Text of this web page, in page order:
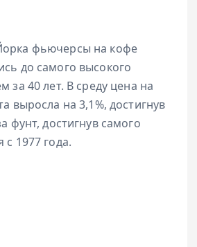
фьючерсы на кофе
до самого высокого
за 40 лет. В среду цена на
выросла на 3,1%, достигнув
фунт, достигнув самого
с 1977 года.